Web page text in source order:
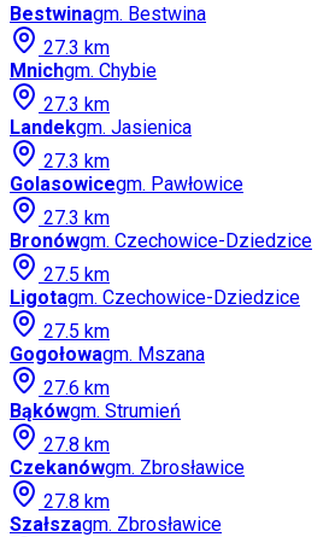
Bestwinagm. Bestwina
27.3 km
Mnichgm. Chybie
27.3 km
Landekgm. Jasienica
27.3 km
Golasowicegm. Pawłowice
27.3 km
Bronówgm. Czechowice-Dziedzice
27.5 km
Ligotagm. Czechowice-Dziedzice
27.5 km
Gogołowagm. Mszana
27.6 km
Bąkówgm. Strumień
27.8 km
Czekanówgm. Zbrosławice
27.8 km
Szałszagm. Zbrosławice